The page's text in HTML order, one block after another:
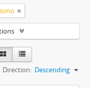
Direction: Descending